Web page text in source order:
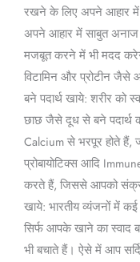
रखने के लिए अपने आहार में
अपने आहार में साबुत अनाज
मजबूत करने में भी मदद
विटामिन और प्रोटीन जैसे
बने पदार्थ खाये: शरीर को
छाछ जैसे दूध से बने पदार्थ
Calcium से भरपूर होते हैं,
प्रोबायोटिक्स आदि
करते हैं, जिससे आपको
खाये: भारतीय व्यंजनों में
सिर्फ आपके खाने का स्वाद
भी बचाते हैं। ऐसे में आप